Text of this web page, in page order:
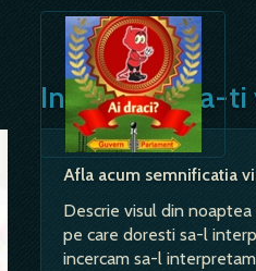
Interpreteaza-ti
Afla acum semnificatia
Descrie visul din
pe care doresti sa-l
incercam sa-l